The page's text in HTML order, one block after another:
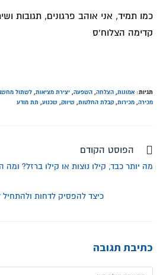
כמו תמיד, אני אוהב פרגונים, תגובות
קדימה הצלוח'ס
תגיות:אמונות,הצלחה,השפעה,יצירת מציאות,לשתול
מכירה,מכירות,קבלת החלטות, שיווק, שכנוע, תת מודע
הפוסט הקודם
מה יותר כבד, קילו נוצות או קילו ברזל?
כיצד להפסיק לדחות ולהתחיל
כתיבת תגובה